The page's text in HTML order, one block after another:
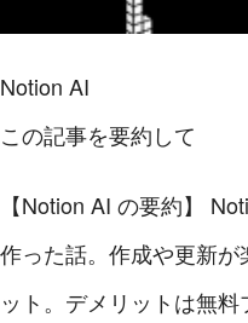
Notion AI
この記事を要約して
【Notion AI の要約】
作った話。作成や更新
ット。デメリットは無